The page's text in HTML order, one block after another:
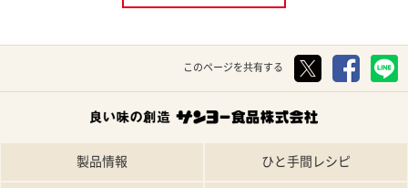
このページを共有する
製品情報 ひと手間レシピ